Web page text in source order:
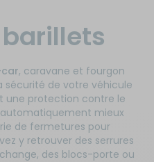
, caravane et fourgon
sécurité de votre véhicule
une protection contre le
mieux
de fermetures pour
y retrouver des serrures
des blocs-porte ou